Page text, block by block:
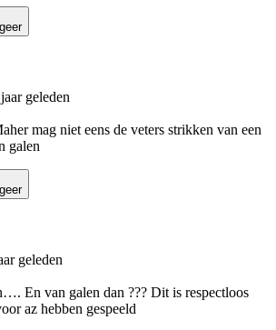
geleden
mag niet eens de veters strikken van een
galen
geleden
En van galen dan ??? Dit is respectloos
az hebben gespeeld